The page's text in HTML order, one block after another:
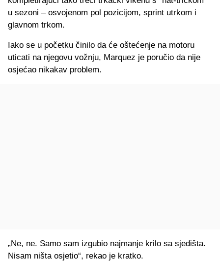
u sezoni – osvojenom pol pozicijom, sprint utrkom i
glavnom trkom.
Iako se u početku činilo da će oštećenje na motoru
uticati na njegovu vožnju, Marquez je poručio da nije
osjećao nikakav problem.
„Ne, ne. Samo sam izgubio najmanje krilo sa sjedišta.
Nisam ništa osjetio“, rekao je kratko.